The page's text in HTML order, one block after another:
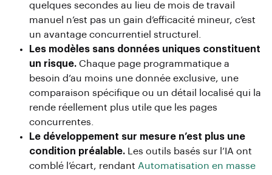
quelques secondes au lieu de mois de travail
manuel n’est pas un gain d’efficacité mineur, c’est
un avantage concurrentiel structurel.
Les modèles sans données uniques constituent
un risque. Chaque page programmatique a
besoin d’au moins une donnée exclusive, une
comparaison spécifique ou un détail localisé qui la
rende réellement plus utile que les pages
concurrentes.
Le développement sur mesure n’est plus une
condition préalable. Les outils basés sur l’IA ont
comblé l’écart, rendant Automatisation en masse